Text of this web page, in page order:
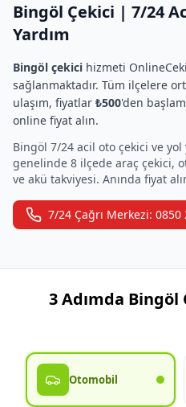
Bingöl Çekici | 7/24
Yardım
Bingöl çekici hizmeti
sağlanmaktadır. Tüm ilçelere
ulaşım, fiyatlar ₺500'den
online fiyat alın.
Bingöl 7/24 acil oto çekici ve
genelinde 8 ilçede araç çekici,
ve akü takviyesi. Anında fiyat
7/24 Çağrı Merkezi: 0850
3 Adımda Bingöl
Otomobil